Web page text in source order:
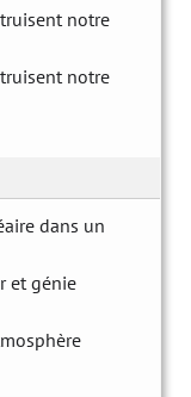
notre
notre
dans un
et génie